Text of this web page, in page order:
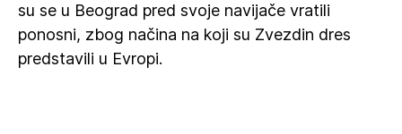
su se u Beograd pred svoje navijače vratili
ponosni, zbog načina na koji su Zvezdin dres
predstavili u Evropi.